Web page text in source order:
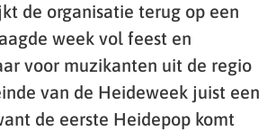
de organisatie terug op een
week vol feest en
voor muzikanten uit de regio
van de Heideweek juist een
de eerste Heidepop komt